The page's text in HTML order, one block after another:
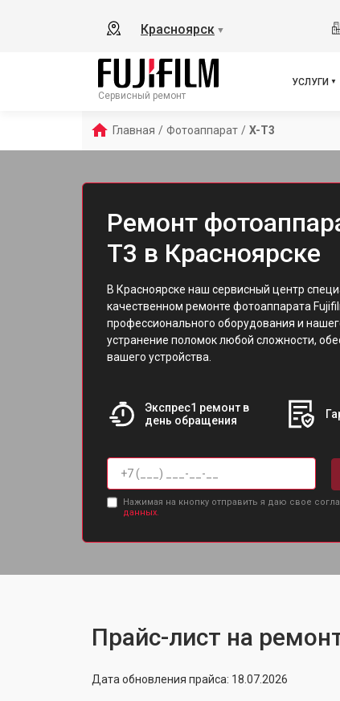
Красноярск ▼
Сервисный ремонт
УСЛУГИ
Главная / Фотоаппарат / X-T3
Ремонт
T3 в Красноярске
В Красноярске наш сервисный центр
качественном ремонте фотоаппарата
профессионального оборудования и
устранение поломок любой сложности,
вашего устройства.
Экспрес1 ремонт в
день обращения
Нажимая на кнопку отправить я даю свое
данных.
Прайс-лист на
Дата обновления прайса: 18.07.2026